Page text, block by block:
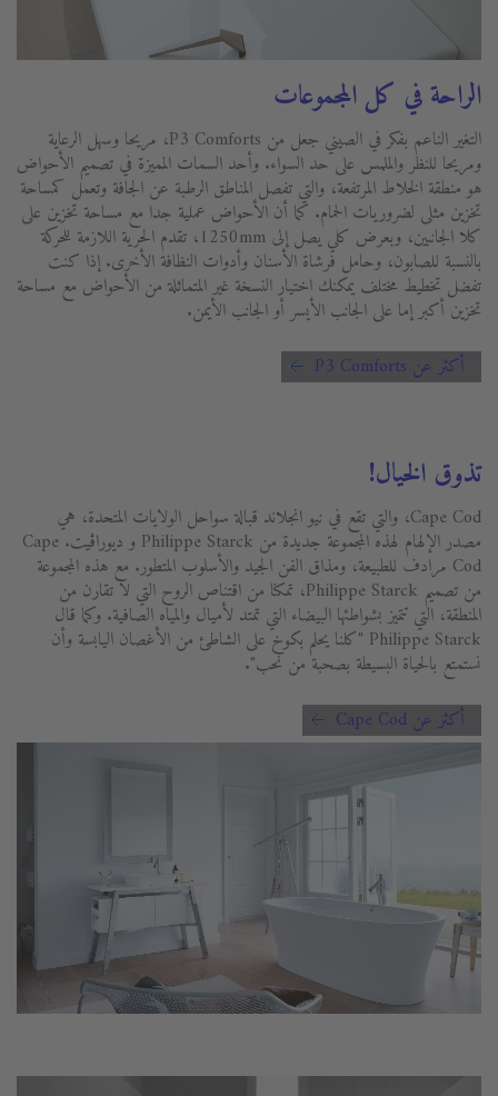
الراحة في كل المجموعات
التغير الناعم بفكر في الصيني جعل من P3 Comforts، مريحا وسهل الرعاية
ومريحا للنظر والملمس على حد السواء. وأحد السمات المميزة في تصميم الأحواض
هو منطقة الخلاط المرتفعة، والتي تفصل المناطق الرطبة عن الجافة وتعمل كمساحة
تخزين مثلى لضروريات الحمام. كما أن الأحواض عملية جدا مع مساحة تخزين على
كلا الجانبين، وبعرض كلي يصل إلى 1250mm، تقدم الحرية اللازمة للحركة
بالنسبة للصابون، وحامل فرشاة الأسنان وأدوات النظافة الأخرى. إذا كنت
تفضل تخطيط مختلف يمكنك اختيار النسخة غير المتماثلة من الأحواض مع مساحة
تخزين أكبر إما على الجانب الأيسر أو الجانب الأيمن.
أكثر عن P3 Comforts
تذوق الخيال!
Cape Cod، والتي تقع في نيو انجلاند قبالة سواحل الولايات المتحدة، هي
مصدر الإلهام لهذه المجموعة جديدة من Philippe Starck و ديوراڨيت. Cape
Cod مرادف للطبيعة، ومذاق الفن الجيد والأسلوب المتطور. مع هذه المجموعة
من تصميم Philippe Starck، تمكنا من اقتناص الروح التي لا تقارن من
المنطقة، التي تتميز بشواطئها البيضاء التي تمتد لأميال والمياه الصافية. وكما قال
Philippe Starck "كلنا يحلم بكوخ على الشاطئ من الأغصان اليابسة وأن
نستمتع بالحياة البسيطة بصحبة من نحب".
أكثر عن Cape Cod